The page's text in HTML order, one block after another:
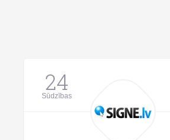
24
Sūdzības